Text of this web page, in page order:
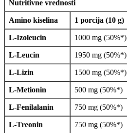
Nutritivne vrednosti
Amino kiselina 1 porcija (10 g)
L-Izoleucin 1000 mg (50%*)
L-Leucin 1950 mg (50%*)
L-Lizin 1500 mg (50%*)
L-Metionin 500 mg (50%*)
L-Fenilalanin 750 mg (50%*)
L-Treonin 750 mg (50%*)